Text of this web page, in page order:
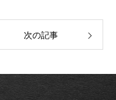
次の記事